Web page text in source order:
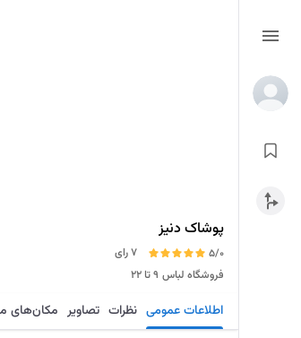
پوشاک دنیز
5/0
7 رای
فروشگاه لباس ۹ تا ۲۲
اطلاعات عمومی نظرات تصاویر مکان‌های